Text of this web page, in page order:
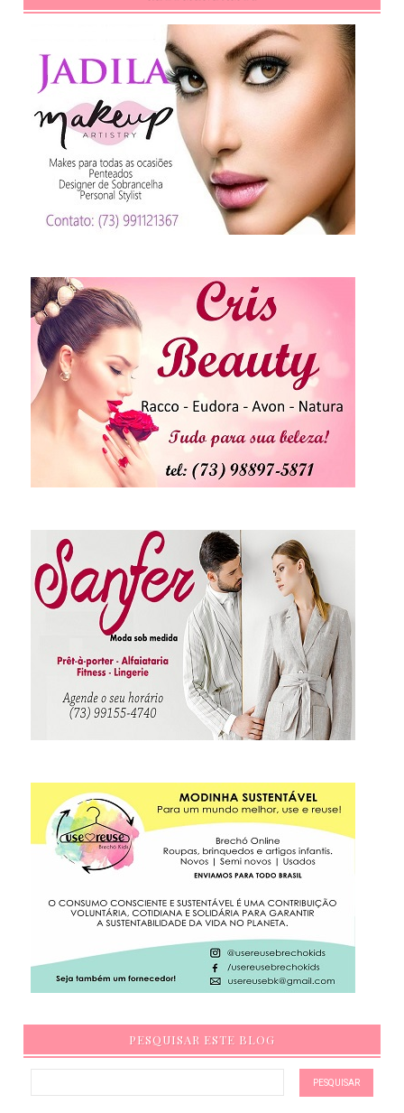
PESQUISAR ESTE BLOG